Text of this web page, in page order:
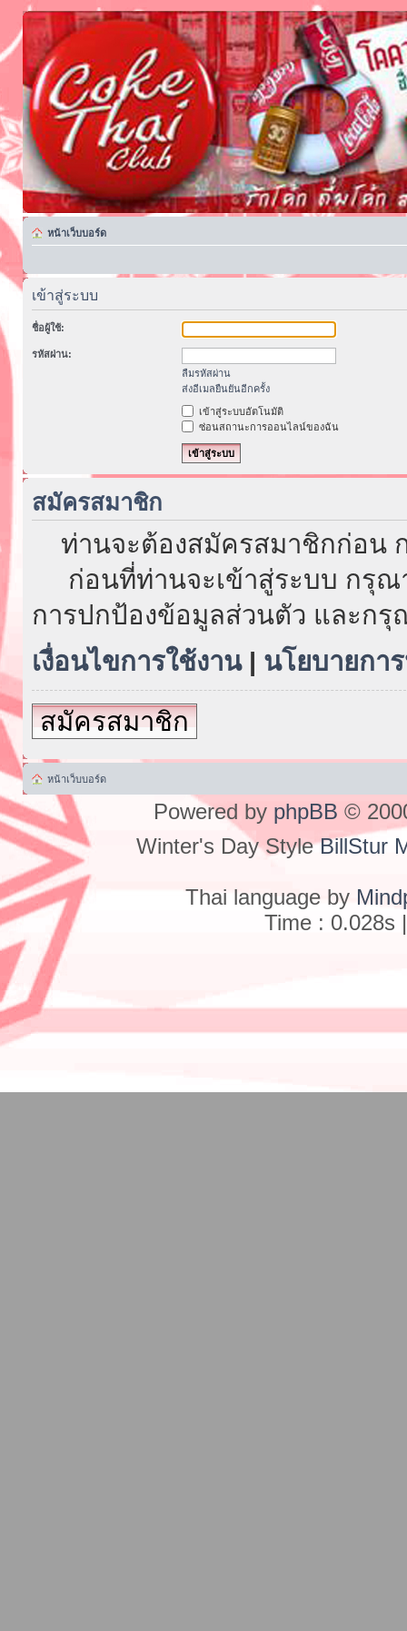
หน้าเว็บบอร์ด
เข้าสู่ระบบ
ชื่อผู้ใช้:
รหัสผ่าน:
ลืมรหัสผ่าน
ส่งอีเมลยืนยันอีกครั้ง
เข้าสู่ระบบอัตโนมัติ
ซ่อนสถานะการออนไลน์ของฉัน
สมัครสมาชิก
ท่านจะต้องสมัครสมาชิกก่อน
ก่อนที่ท่านจะเข้าสู่ระบบ กรุณ
การปกป้องข้อมูลส่วนตัว และก
เงื่อนไขการใช้งาน| นโยบายกา
สมัครสมาชิก
หน้าเว็บบอร์ด
Powered by phpBB ©
Winter's Day StyleBillStur
Thai language by
Time : 0.028s